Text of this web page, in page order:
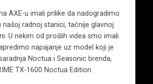
AXE-u imali prilike da nadogradimo
našoj radnoj stanici, tačnije glavnoj
U nekim od prošlih videa smo imali
napajanje uz model koji je
Noctua i Seasonic brenda,
TX-1600 Noctua Edition.